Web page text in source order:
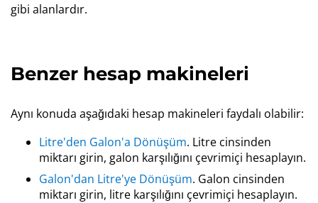
gibi alanlardır.
Benzer hesap makineleri
Aynı konuda aşağıdaki hesap makineleri faydalı olabilir:
Litre'den Galon'a Dönüşüm. Litre cinsinden
miktarı girin, galon karşılığını çevrimiçi hesaplayın.
Galon'dan Litre'ye Dönüşüm. Galon cinsinden
miktarı girin, litre karşılığını çevrimiçi hesaplayın.